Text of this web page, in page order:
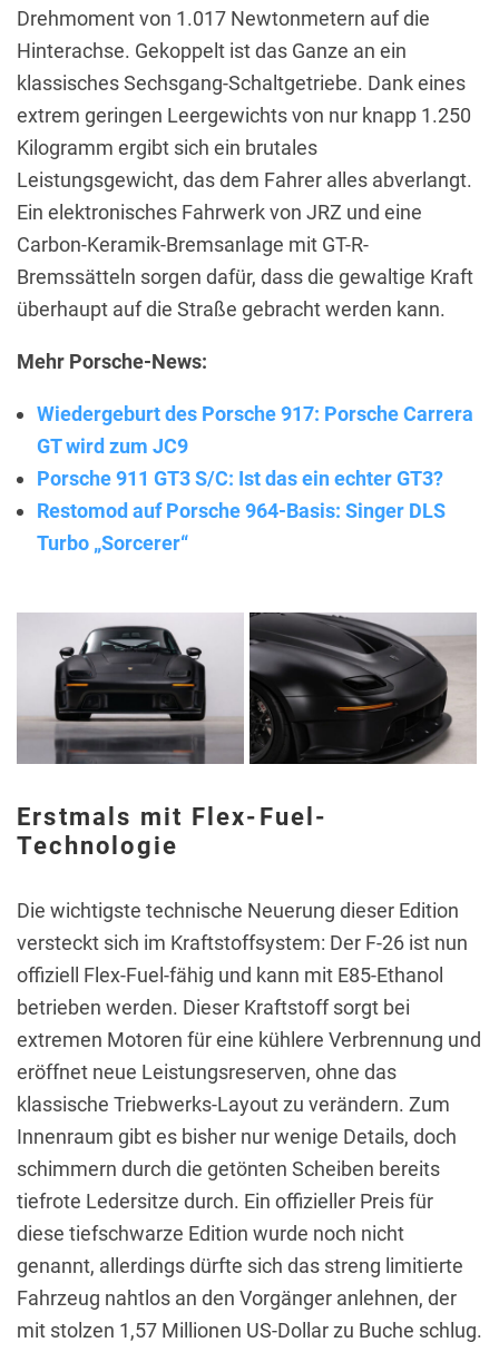
Drehmoment von 1.017 Newtonmetern auf die
Hinterachse. Gekoppelt ist das Ganze an ein
klassisches Sechsgang-Schaltgetriebe. Dank eines
extrem geringen Leergewichts von nur knapp 1.250
Kilogramm ergibt sich ein brutales
Leistungsgewicht, das dem Fahrer alles abverlangt.
Ein elektronisches Fahrwerk von JRZ und eine
Carbon-Keramik-Bremsanlage mit GT-R-
Bremssätteln sorgen dafür, dass die gewaltige Kraft
überhaupt auf die Straße gebracht werden kann.
Mehr Porsche-News:
Wiedergeburt des Porsche 917: Porsche Carrera
GT wird zum JC9
Porsche 911 GT3 S/C: Ist das ein echter GT3?
Restomod auf Porsche 964-Basis: Singer DLS
Turbo „Sorcerer“
Erstmals mit Flex-Fuel-
Technologie
Die wichtigste technische Neuerung dieser Edition
versteckt sich im Kraftstoffsystem: Der F-26 ist nun
offiziell Flex-Fuel-fähig und kann mit E85-Ethanol
betrieben werden. Dieser Kraftstoff sorgt bei
extremen Motoren für eine kühlere Verbrennung und
eröffnet neue Leistungsreserven, ohne das
klassische Triebwerks-Layout zu verändern. Zum
Innenraum gibt es bisher nur wenige Details, doch
schimmern durch die getönten Scheiben bereits
tiefrote Ledersitze durch. Ein offizieller Preis für
diese tiefschwarze Edition wurde noch nicht
genannt, allerdings dürfte sich das streng limitierte
Fahrzeug nahtlos an den Vorgänger anlehnen, der
mit stolzen 1,57 Millionen US-Dollar zu Buche schlug.